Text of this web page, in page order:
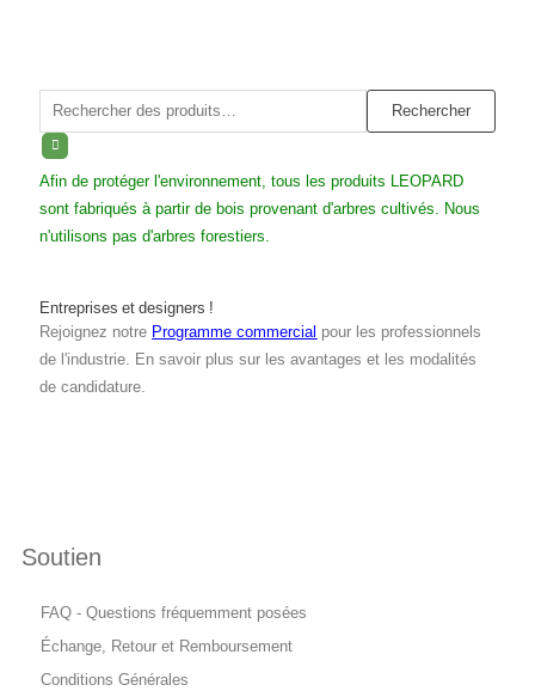
Soutien
FAQ - Questions fréquemment posées
Échange, Retour et Remboursement
Conditions Générales
Rechercher : Rechercher
Afin de protéger l'environnement, tous les produits LEOPARD
sont fabriqués à partir de bois provenant d'arbres cultivés. Nous
n'utilisons pas d'arbres forestiers.
Entreprises et designers !
Rejoignez notre Programme commercial pour les professionnels
de l'industrie. En savoir plus sur les avantages et les modalités
de candidature.